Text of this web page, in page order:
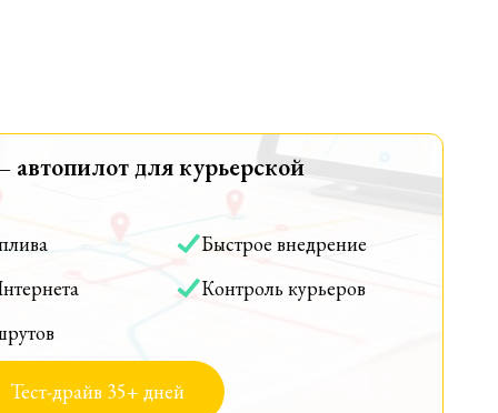
для курьерской
Быстрое внедрение
Контроль курьеров
Тест-драйв 35+ дней